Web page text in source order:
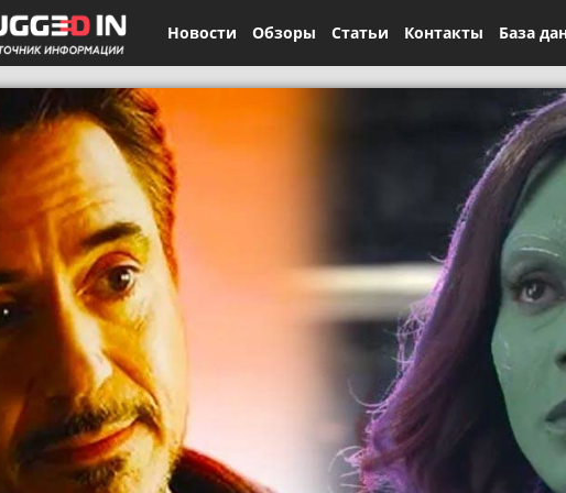
Новости Обзоры Статьи Контакты База